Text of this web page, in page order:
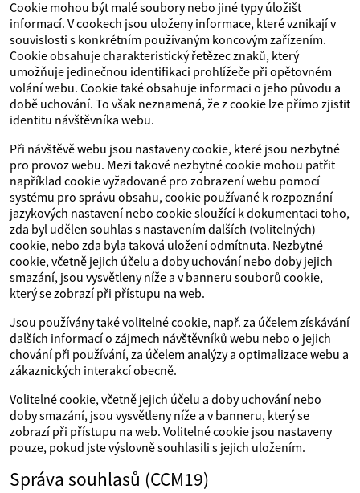
Cookie mohou být malé soubory nebo jiné typy úložišť
informací. V cookech jsou uloženy informace, které vznikají v
souvislosti s konkrétním používaným koncovým zařízením.
Cookie obsahuje charakteristický řetězec znaků, který
umožňuje jedinečnou identifikaci prohlížeče při opětovném
volání webu. Cookie také obsahuje informaci o jeho původu a
době uchování. To však neznamená, že z cookie lze přímo zjistit
identitu návštěvníka webu.
Při návštěvě webu jsou nastaveny cookie, které jsou nezbytné
pro provoz webu. Mezi takové nezbytné cookie mohou patřit
například cookie vyžadované pro zobrazení webu pomocí
systému pro správu obsahu, cookie používané k rozpoznání
jazykových nastavení nebo cookie sloužící k dokumentaci toho,
zda byl udělen souhlas s nastavením dalších (volitelných)
cookie, nebo zda byla taková uložení odmítnuta. Nezbytné
cookie, včetně jejich účelu a doby uchování nebo doby jejich
smazání, jsou vysvětleny níže a v banneru souborů cookie,
který se zobrazí při přístupu na web.
Jsou používány také volitelné cookie, např. za účelem získávání
dalších informací o zájmech návštěvníků webu nebo o jejich
chování při používání, za účelem analýzy a optimalizace webu a
zákaznických interakcí obecně.
Volitelné cookie, včetně jejich účelu a doby uchování nebo
doby smazání, jsou vysvětleny níže a v banneru, který se
zobrazí při přístupu na web. Volitelné cookie jsou nastaveny
pouze, pokud jste výslovně souhlasili s jejich uložením.
Správa souhlasů (CCM19)